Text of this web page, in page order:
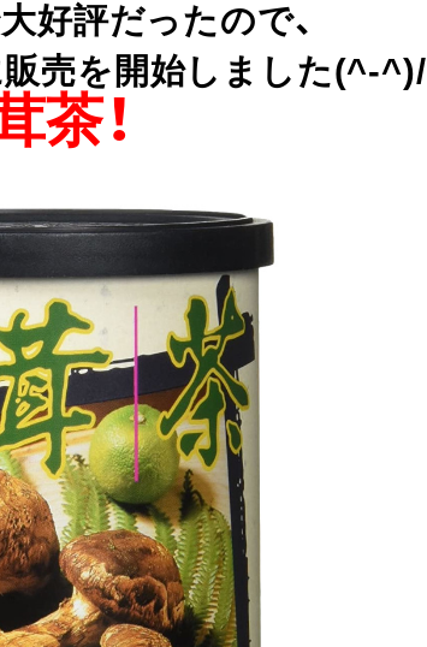
好評だったので、
売を開始しました(^-^)/
茶！